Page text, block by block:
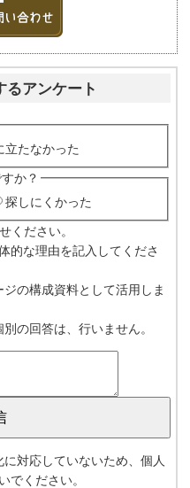
計
るアンケート
立たなかった
か？
探しにくかった
ください。
的な理由を記入してくださ
の構成資料として活用しま
の回答は、行いません。
対応していないため、個人
でください。